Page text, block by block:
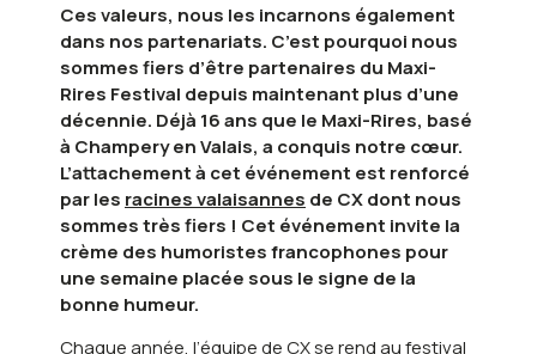
Ces valeurs, nous les incarnons également
dans nos partenariats. C’est pourquoi nous
sommes fiers d’être partenaires du Maxi-
Rires Festival depuis maintenant plus d’une
décennie. Déjà 16 ans que le Maxi-Rires, basé
à Champery en Valais, a conquis notre cœur.
L’attachement à cet événement est renforcé
par les racines valaisannes de CX dont nous
sommes très fiers ! Cet événement invite la
crème des humoristes francophones pour
une semaine placée sous le signe de la
bonne humeur.
Chaque année, l’équipe de CX se rend au festival